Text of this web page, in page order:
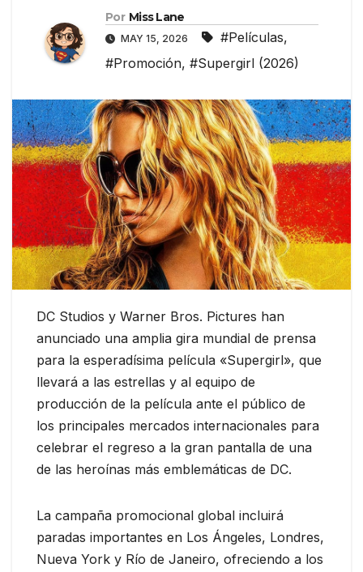
Por Miss Lane
MAY 15, 2026 #Películas,
#Promoción, #Supergirl (2026)
DC Studios y Warner Bros. Pictures han
anunciado una amplia gira mundial de prensa
para la esperadísima película «Supergirl», que
llevará a las estrellas y al equipo de
producción de la película ante el público de
los principales mercados internacionales para
celebrar el regreso a la gran pantalla de una
de las heroínas más emblemáticas de DC.
La campaña promocional global incluirá
paradas importantes en Los Ángeles, Londres,
Nueva York y Río de Janeiro, ofreciendo a los